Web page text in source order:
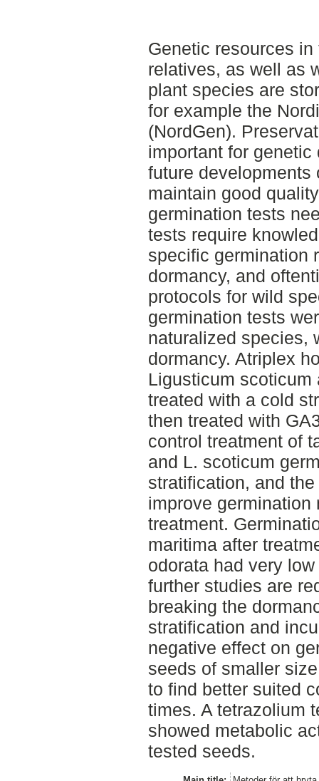
Genetic resources
relatives, as well as
plant species are
for example the
(NordGen).
important for
future developments
maintain good
germination tests
tests require
specific germination
dormancy, and
protocols for wild
germination tests
naturalized species,
dormancy. Atriplex
Ligusticum scoticum
treated with a cold
then treated with
control treatment of
and L. scoticum
stratification, and
improve germination
treatment.
maritima after
odorata had very
further studies are
breaking the
stratification and
negative effect on
seeds of smaller
to find better suited
times. A tetrazolium
showed metabolic
tested seeds.